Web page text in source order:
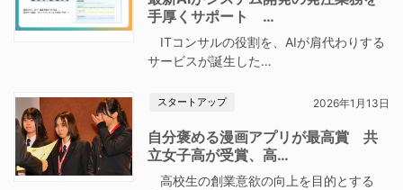
手厚くサポート …
ITコンサルの役割を、AIが肩代わりする
サービスが誕生した…
スタートアップ 2026年1月13日
自分褒める漫画アプリが最高賞 共
立女子高が受賞、高…
高校生の創業意欲の向上を目的とする